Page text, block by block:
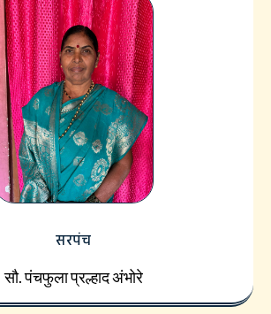
सरपंच
सौ. पंचफुला प्रल्हाद अंभोरे